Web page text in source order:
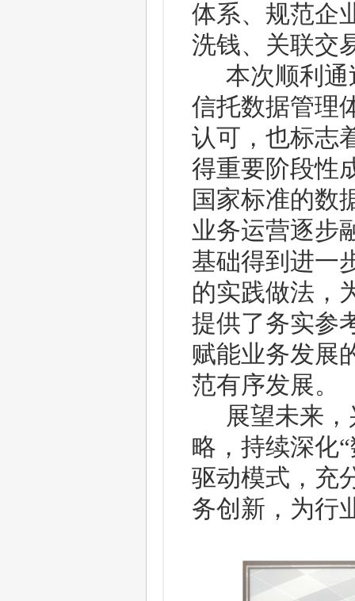
体系、规范企
洗钱、关联交
本次顺利通
信托数据管理
认可，也标志
得重要阶段性
国家标准的数
业务运营逐步
基础得到进一
的实践做法，
提供了务实参
赋能业务发展
范有序发展。
展望未来
略，持续深化
驱动模式，充
务创新，为行